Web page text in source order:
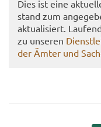
Dies ist eine
stand zum
ak­tua­li­siert.
zu un­se­ren
der Ämter und